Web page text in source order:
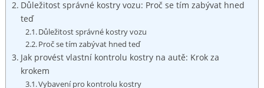
Důležitost správné kostry vozu: Proč se tím⁣ zabývat hned
⁣teď
Důležitost správné‍ kostry vozu
Proč se tím zabývat hned teď
Jak provést vlastní ⁢kontrolu kostry na autě: Krok za
krokem
Vybavení pro kontrolu kostry